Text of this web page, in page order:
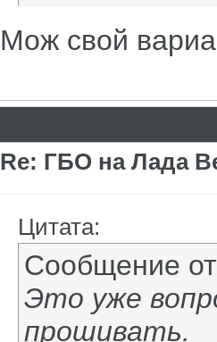
Мож свой
Re: ГБО на Лада
Цитата:
Сообщение
Это уже
прошивать.